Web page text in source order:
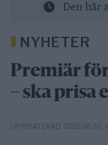
Den här
NYHETER
Premiär
– ska prisa
UPPDATERAD 2025-08-20